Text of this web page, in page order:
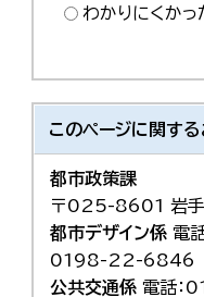
わかりにくかっ
このページに関する
都市政策課
〒025-8601 岩手
都市デザイン係 電
0198-22-6846
公共交通係 電話：